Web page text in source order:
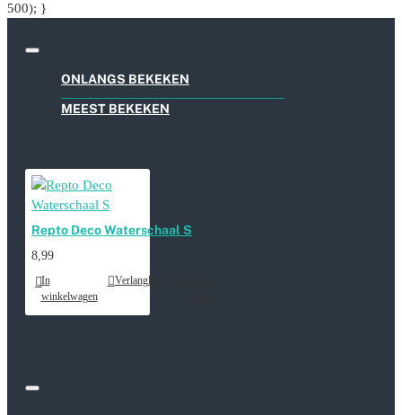
500); }
ONLANGS BEKEKEN
MEEST BEKEKEN
Repto Deco Waterschaal S
8,99
In
winkelwagen
Verlanglijst